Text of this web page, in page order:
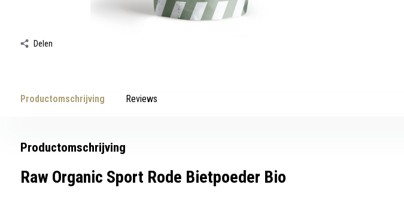
Delen
Productomschrijving Reviews
Productomschrijving
Raw Organic Sport Rode Bietpoeder Bio